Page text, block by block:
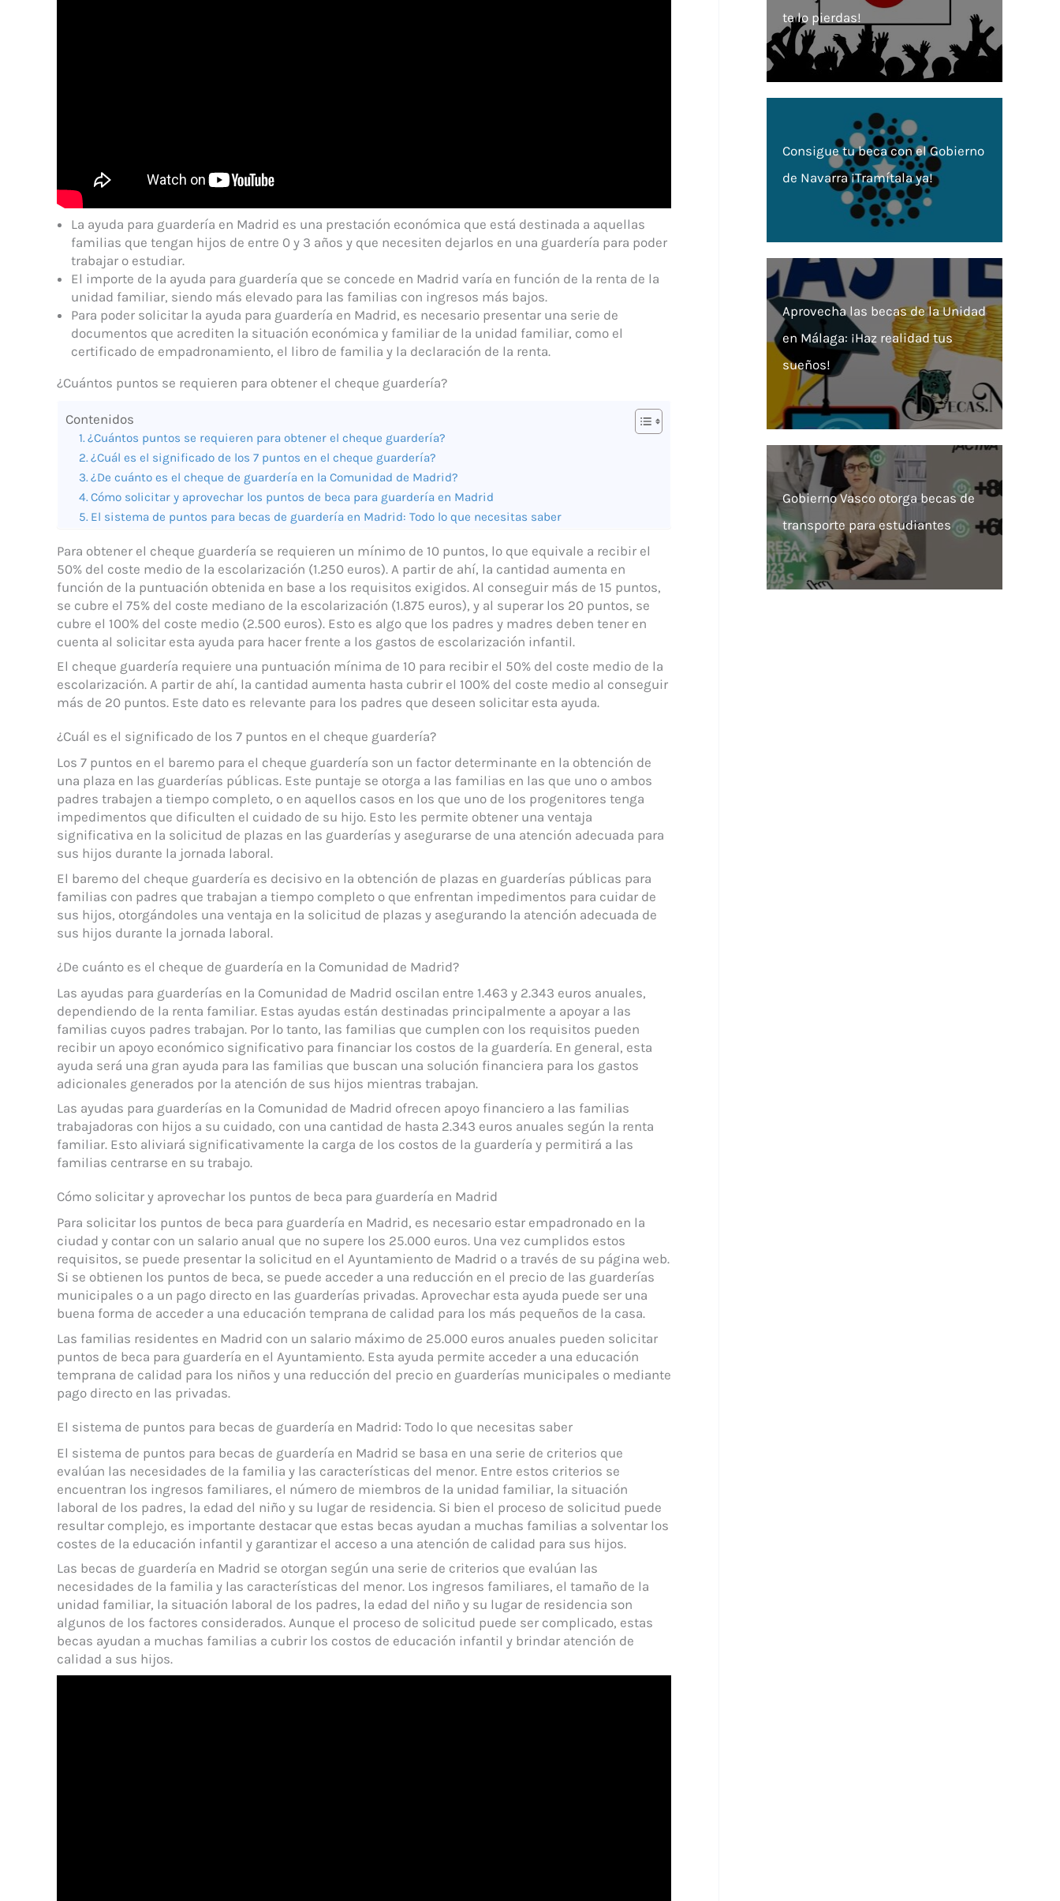
La ayuda para guardería en Madrid es una prestación económica que está destinada a aquellas
familias que tengan hijos de entre 0 y 3 años y que necesiten dejarlos en una guardería para poder
trabajar o estudiar.
El importe de la ayuda para guardería que se concede en Madrid varía en función de la renta de la
unidad familiar, siendo más elevado para las familias con ingresos más bajos.
Para poder solicitar la ayuda para guardería en Madrid, es necesario presentar una serie de
documentos que acrediten la situación económica y familiar de la unidad familiar, como el
certificado de empadronamiento, el libro de familia y la declaración de la renta.
¿Cuántos puntos se requieren para obtener el cheque guardería?
Contenidos
¿Cuántos puntos se requieren para obtener el cheque guardería?
¿Cuál es el significado de los 7 puntos en el cheque guardería?
¿De cuánto es el cheque de guardería en la Comunidad de Madrid?
Cómo solicitar y aprovechar los puntos de beca para guardería en Madrid
El sistema de puntos para becas de guardería en Madrid: Todo lo que necesitas saber
Para obtener el cheque guardería se requieren un mínimo de 10 puntos, lo que equivale a recibir el
50% del coste medio de la escolarización (1.250 euros). A partir de ahí, la cantidad aumenta en
función de la puntuación obtenida en base a los requisitos exigidos. Al conseguir más de 15 puntos,
se cubre el 75% del coste mediano de la escolarización (1.875 euros), y al superar los 20 puntos, se
cubre el 100% del coste medio (2.500 euros). Esto es algo que los padres y madres deben tener en
cuenta al solicitar esta ayuda para hacer frente a los gastos de escolarización infantil.
El cheque guardería requiere una puntuación mínima de 10 para recibir el 50% del coste medio de la
escolarización. A partir de ahí, la cantidad aumenta hasta cubrir el 100% del coste medio al conseguir
más de 20 puntos. Este dato es relevante para los padres que deseen solicitar esta ayuda.
¿Cuál es el significado de los 7 puntos en el cheque guardería?
Los 7 puntos en el baremo para el cheque guardería son un factor determinante en la obtención de
una plaza en las guarderías públicas. Este puntaje se otorga a las familias en las que uno o ambos
padres trabajen a tiempo completo, o en aquellos casos en los que uno de los progenitores tenga
impedimentos que dificulten el cuidado de su hijo. Esto les permite obtener una ventaja
significativa en la solicitud de plazas en las guarderías y asegurarse de una atención adecuada para
sus hijos durante la jornada laboral.
El baremo del cheque guardería es decisivo en la obtención de plazas en guarderías públicas para
familias con padres que trabajan a tiempo completo o que enfrentan impedimentos para cuidar de
sus hijos, otorgándoles una ventaja en la solicitud de plazas y asegurando la atención adecuada de
sus hijos durante la jornada laboral.
¿De cuánto es el cheque de guardería en la Comunidad de Madrid?
Las ayudas para guarderías en la Comunidad de Madrid oscilan entre 1.463 y 2.343 euros anuales,
dependiendo de la renta familiar. Estas ayudas están destinadas principalmente a apoyar a las
familias cuyos padres trabajan. Por lo tanto, las familias que cumplen con los requisitos pueden
recibir un apoyo económico significativo para financiar los costos de la guardería. En general, esta
ayuda será una gran ayuda para las familias que buscan una solución financiera para los gastos
adicionales generados por la atención de sus hijos mientras trabajan.
Las ayudas para guarderías en la Comunidad de Madrid ofrecen apoyo financiero a las familias
trabajadoras con hijos a su cuidado, con una cantidad de hasta 2.343 euros anuales según la renta
familiar. Esto aliviará significativamente la carga de los costos de la guardería y permitirá a las
familias centrarse en su trabajo.
Cómo solicitar y aprovechar los puntos de beca para guardería en Madrid
Para solicitar los puntos de beca para guardería en Madrid, es necesario estar empadronado en la
ciudad y contar con un salario anual que no supere los 25.000 euros. Una vez cumplidos estos
requisitos, se puede presentar la solicitud en el Ayuntamiento de Madrid o a través de su página web.
Si se obtienen los puntos de beca, se puede acceder a una reducción en el precio de las guarderías
municipales o a un pago directo en las guarderías privadas. Aprovechar esta ayuda puede ser una
buena forma de acceder a una educación temprana de calidad para los más pequeños de la casa.
Las familias residentes en Madrid con un salario máximo de 25.000 euros anuales pueden solicitar
puntos de beca para guardería en el Ayuntamiento. Esta ayuda permite acceder a una educación
temprana de calidad para los niños y una reducción del precio en guarderías municipales o mediante
pago directo en las privadas.
El sistema de puntos para becas de guardería en Madrid: Todo lo que necesitas saber
El sistema de puntos para becas de guardería en Madrid se basa en una serie de criterios que
evalúan las necesidades de la familia y las características del menor. Entre estos criterios se
encuentran los ingresos familiares, el número de miembros de la unidad familiar, la situación
laboral de los padres, la edad del niño y su lugar de residencia. Si bien el proceso de solicitud puede
resultar complejo, es importante destacar que estas becas ayudan a muchas familias a solventar los
costes de la educación infantil y garantizar el acceso a una atención de calidad para sus hijos.
Las becas de guardería en Madrid se otorgan según una serie de criterios que evalúan las
necesidades de la familia y las características del menor. Los ingresos familiares, el tamaño de la
unidad familiar, la situación laboral de los padres, la edad del niño y su lugar de residencia son
algunos de los factores considerados. Aunque el proceso de solicitud puede ser complicado, estas
becas ayudan a muchas familias a cubrir los costos de educación infantil y brindar atención de
calidad a sus hijos.
te lo pierdas!
Consigue tu beca con el Gobierno
de Navarra ¡Tramítala ya!
Aprovecha las becas de la Unidad
en Málaga: ¡Haz realidad tus
sueños!
Gobierno Vasco otorga becas de
transporte para estudiantes